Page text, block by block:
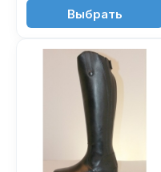
38'950 ₽Выбрать